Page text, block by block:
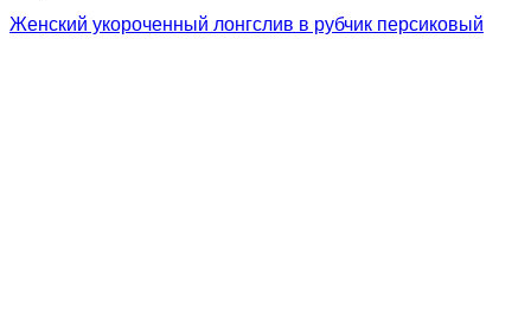
Женский укороченный лонгслив в рубчик персиковый